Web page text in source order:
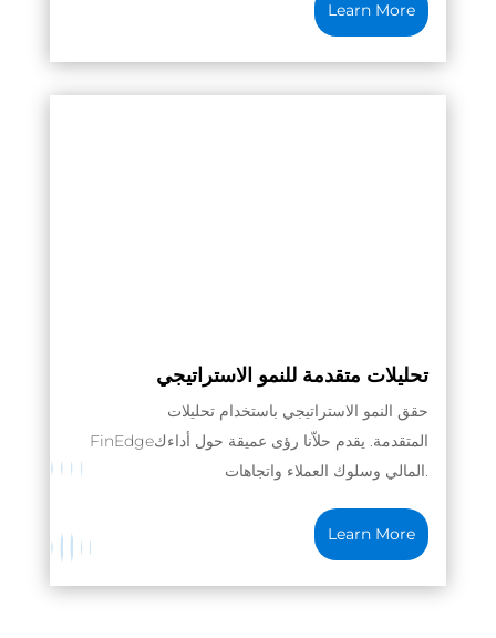
Learn More
تحليلات متقدمة للنمو الاستراتيجي
حقق النمو الاستراتيجي باستخدام تحليلات
FinEdgeالمتقدمة. يقدم حلاّنا رؤى عميقة حول أداءك
المالي وسلوك العملاء واتجاهات.
Learn More